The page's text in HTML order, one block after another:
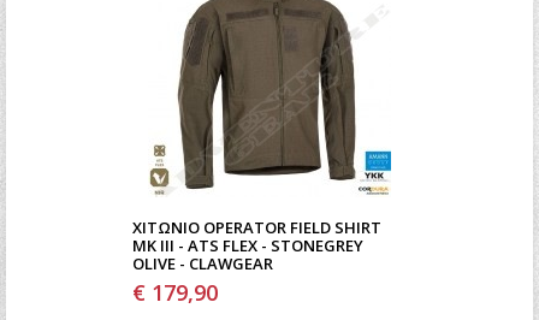
ΧΙΤΏΝΙΟ OPERATOR FIELD SHIRT
MK III - ATS FLEX - STONEGREY
OLIVE - CLAWGEAR
€ 179,90